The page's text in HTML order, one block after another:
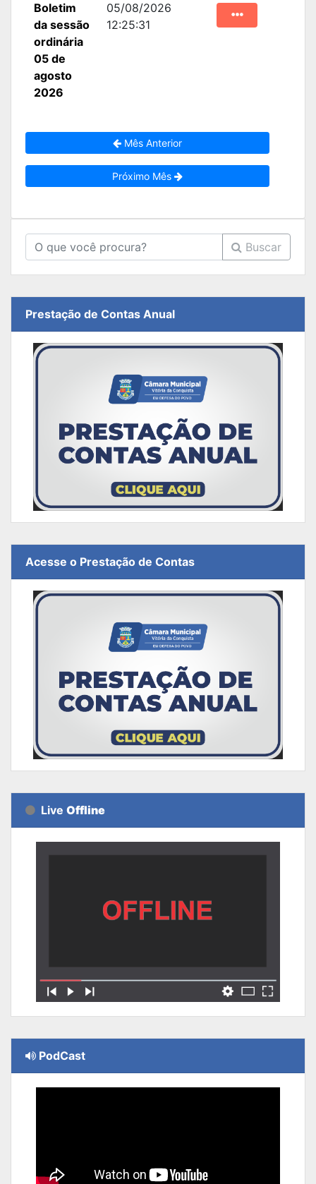
Boletim
da sessão
ordinária
05 de
agosto
2026
05/08/2026
12:25:31
Mês Anterior
Próximo Mês
Buscar
Prestação de Contas Anual
Acesse o Prestação de Contas
Live Offline
PodCast